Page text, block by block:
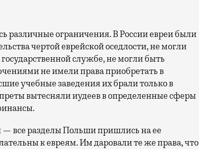
различные ограничения. В России евреи были
чертой еврейской оседлости, не могли
службе, не могли быть
не имели права приобретать в
учебные заведения их брали только в
вытесняли иудеев в определенные сферы
все разделы Польши пришлись на ее
к евреям. Им даровали те же права, что